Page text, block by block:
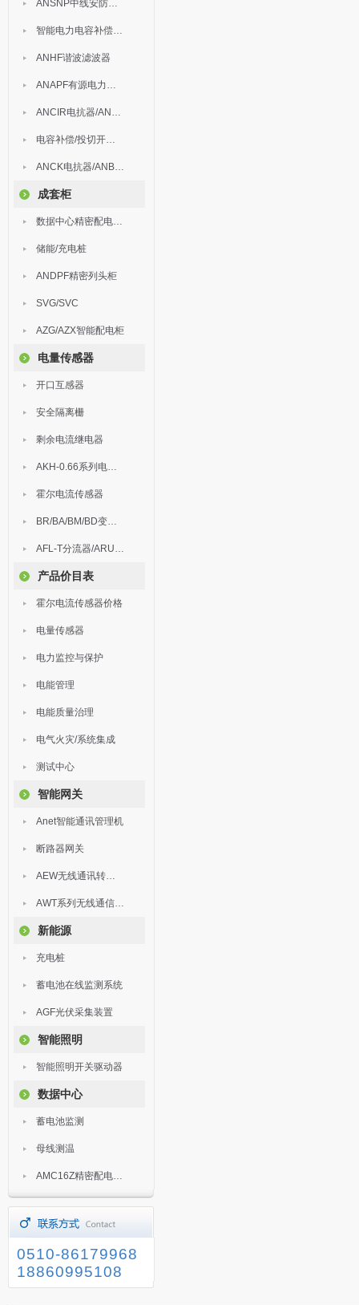
ANSNP中线安防保护器
智能电力电容补偿装置
ANHF谐波滤波器
ANAPF有源电力滤波器
ANCIR电抗器/ANHPD300谐波保护器
电容补偿/投切开关/ARC
ANCK电抗器/ANBSMJ自愈式低压并联电容器
成套柜
数据中心精密配电监控装置
储能/充电桩
ANDPF精密列头柜
SVG/SVC
AZG/AZX智能配电柜
电量传感器
开口互感器
安全隔离栅
剩余电流继电器
AKH-0.66系列电流互感器
霍尔电流传感器
BR/BA/BM/BD变送器
AFL-T分流器/ARU浪涌保护器
产品价目表
霍尔电流传感器价格
电量传感器
电力监控与保护
电能管理
电能质量治理
电气火灾/系统集成
测试中心
智能网关
Anet智能通讯管理机
断路器网关
AEW无线通讯转换器
AWT系列无线通信终端
新能源
充电桩
蓄电池在线监测系统
AGF光伏采集装置
智能照明
智能照明开关驱动器
数据中心
蓄电池监测
母线测温
AMC16Z精密配电监控装置
0510-86179968
18860995108